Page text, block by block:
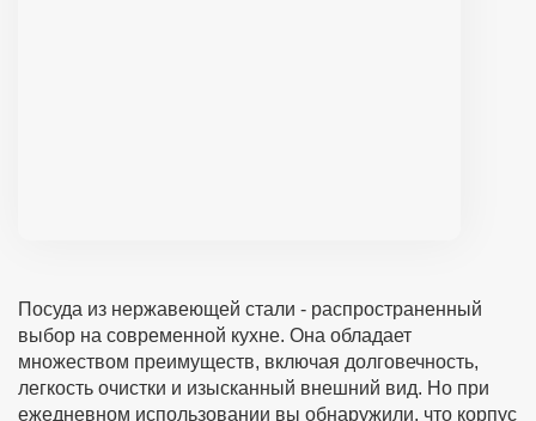
Посуда из нержавеющей стали - распространенный
выбор на современной кухне. Она обладает
множеством преимуществ, включая долговечность,
легкость очистки и изысканный внешний вид. Но при
ежедневном использовании вы обнаружили, что корпус